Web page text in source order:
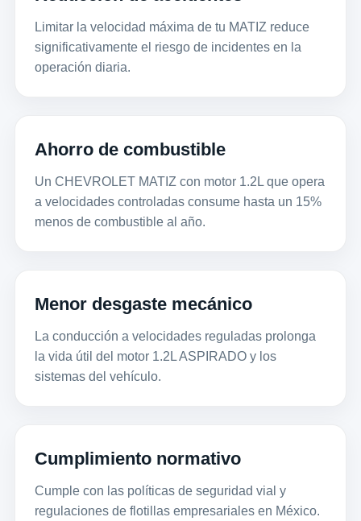
Limitar la velocidad máxima de tu MATIZ reduce
significativamente el riesgo de incidentes en la
operación diaria.
Ahorro de combustible
Un CHEVROLET MATIZ con motor 1.2L que opera
a velocidades controladas consume hasta un 15%
menos de combustible al año.
Menor desgaste mecánico
La conducción a velocidades reguladas prolonga
la vida útil del motor 1.2L ASPIRADO y los
sistemas del vehículo.
Cumplimiento normativo
Cumple con las políticas de seguridad vial y
regulaciones de flotillas empresariales en México.